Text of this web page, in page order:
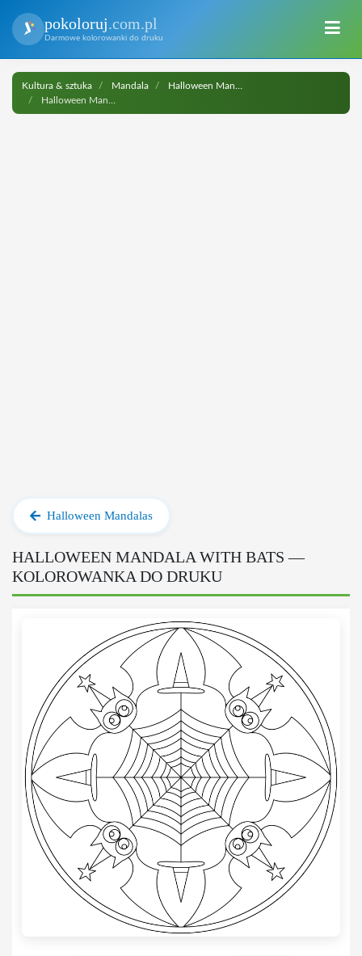
pokoloruj.com.pl
Darmowe kolorowanki do druku
Kultura & sztuka Mandala
Halloween Mandalas
Halloween Mandala with Bats do druku
Halloween Mandalas
HALLOWEEN MANDALA WITH BATS —
KOLOROWANKA DO DRUKU